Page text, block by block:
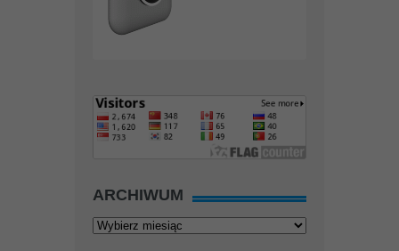
ARCHIWUM
Archiwum